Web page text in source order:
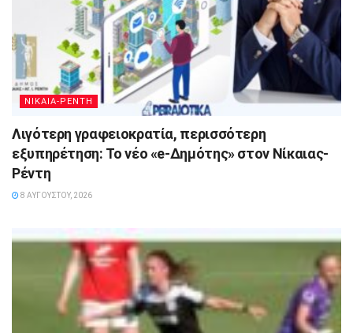
ΝΙΚΑΙΑ-ΡΕΝΤΗ
Λιγότερη γραφειοκρατία, περισσότερη
εξυπηρέτηση: Το νέο «e-Δημότης» στον Νίκαιας-
Ρέντη
8 ΑΥΓΟΎΣΤΟΥ, 2026